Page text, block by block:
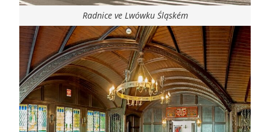
Radnice ve Lwówku Śląském